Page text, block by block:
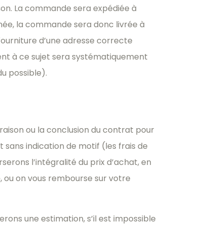
La commande sera expédiée à
la commande sera donc livrée à
d’une adresse correcte
à ce sujet sera systématiquement
possible).
ou la conclusion du contrat pour
indication de motif (les frais de
l’intégralité du prix d’achat, en
on vous rembourse sur votre
une estimation, s’il est impossible